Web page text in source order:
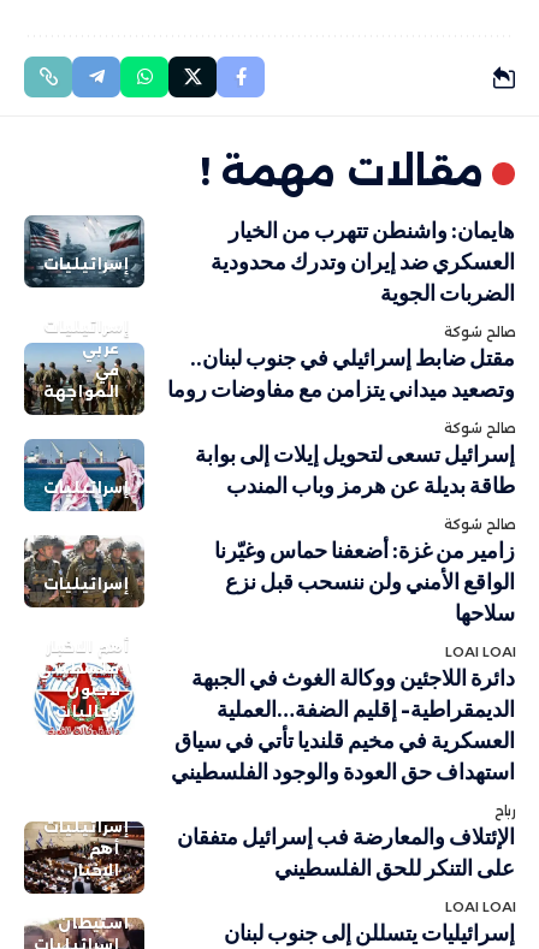
مقالات مهمة !
إسرائيليات
هايمان: واشنطن تتهرب من الخيار
العسكري ضد إيران وتدرك محدودية
الضربات الجوية
صالح شوكة
إسرائيليات
عربي
في
المواجهة
مقتل ضابط إسرائيلي في جنوب لبنان..
وتصعيد ميداني يتزامن مع مفاوضات روما
صالح شوكة
إسرائيليات
إسرائيل تسعى لتحويل إيلات إلى بوابة
طاقة بديلة عن هرمز وباب المندب
صالح شوكة
إسرائيليات
زامير من غزة: أضعفنا حماس وغيّرنا
الواقع الأمني ولن ننسحب قبل نزع
سلاحها
LOAI LOAI
أهم الاخبار
فلسطيني
لاجئون
وجاليات
دائرة اللاجئين ووكالة الغوث في الجبهة
الديمقراطية- إقليم الضفة…العملية
العسكرية في مخيم قلنديا تأتي في سياق
استهداف حق العودة والوجود الفلسطيني
رباح
إسرائيليات
أهم
الاخبار
الإئتلاف والمعارضة فب إسرائيل متفقان
على التنكر للحق الفلسطيني
LOAI LOAI
استيطان
إسرائيليات
إسرائيليات يتسللن إلى جنوب لبنان